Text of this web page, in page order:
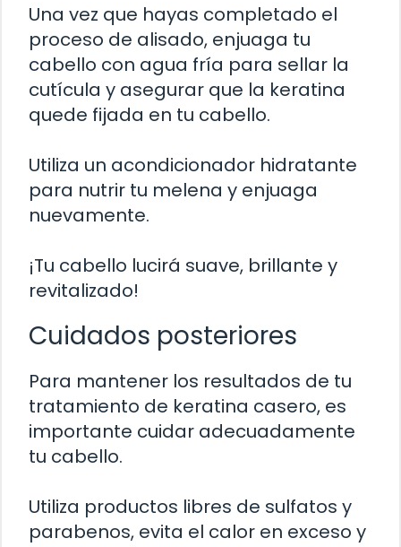
Una vez que hayas completado el
proceso de alisado, enjuaga tu
cabello con agua fría para sellar la
cutícula y asegurar que la keratina
quede fijada en tu cabello.
Utiliza un acondicionador hidratante
para nutrir tu melena y enjuaga
nuevamente.
¡Tu cabello lucirá suave, brillante y
revitalizado!
Cuidados posteriores
Para mantener los resultados de tu
tratamiento de keratina casero, es
importante cuidar adecuadamente
tu cabello.
Utiliza productos libres de sulfatos y
parabenos, evita el calor en exceso y